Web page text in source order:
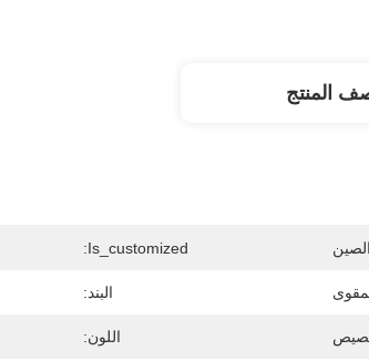
المنتج
Is_customized:
البند:
اللون: